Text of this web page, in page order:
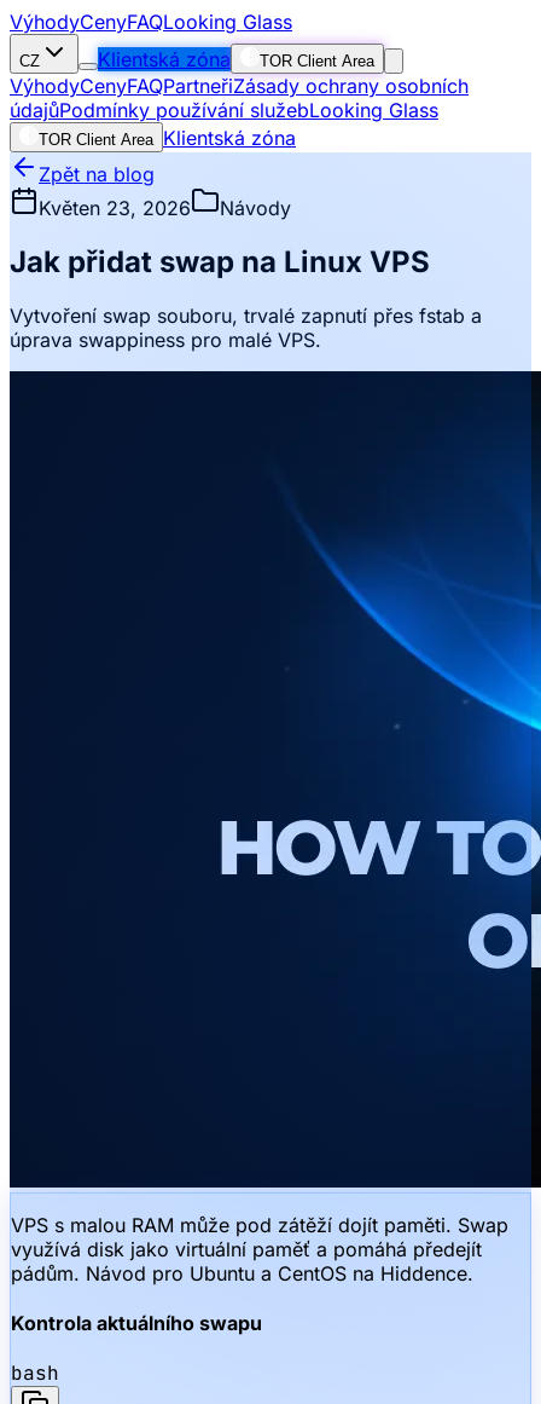
VýhodyCenyFAQLooking Glass
CZ Klientská zóna TOR Client Area
VýhodyCenyFAQPartneřiZásady ochrany osobních
údajůPodmínky používání služebLooking Glass
TOR Client Area Klientská zóna
Zpět na blog
Květen 23, 2026
Návody
Jak přidat swap na Linux VPS
Vytvoření swap souboru, trvalé zapnutí přes fstab a
úprava swappiness pro malé VPS.
VPS s malou RAM může pod zátěží dojít paměti. Swap
využívá disk jako virtuální paměť a pomáhá předejít
pádům. Návod pro Ubuntu a CentOS na Hiddence.
Kontrola aktuálního swapu
bash